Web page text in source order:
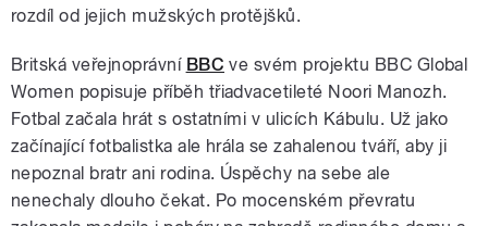
rozdíl od jejich mužských protějšků.
Britská veřejnoprávní BBC ve svém projektu BBC Global
Women popisuje příběh třiadvacetileté Noori Manozh.
Fotbal začala hrát s ostatními v ulicích Kábulu. Už jako
začínající fotbalistka ale hrála se zahalenou tváří, aby ji
nepoznal bratr ani rodina. Úspěchy na sebe ale
nenechaly dlouho čekat. Po mocenském převratu